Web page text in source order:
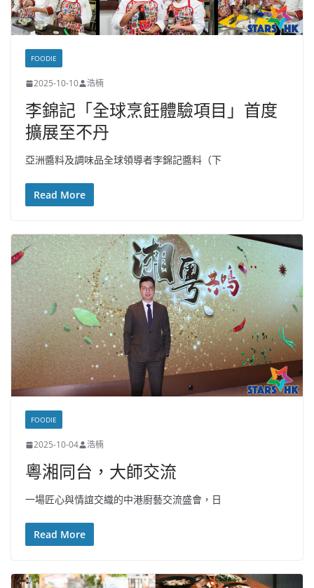
FOODIE
2025-10-10 浩楠
李錦記「全球烹飪體驗項目」首度
擴展至不丹
亞洲醬料及調味品全球領導者李錦記醬料（下
Read More
FOODIE
2025-10-04 浩楠
粵湘同台，大師交流
一場匠心與情誼交織的中港廚藝交流盛會，日
Read More